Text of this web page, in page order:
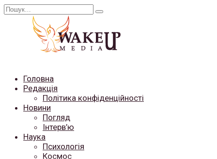
Перейти
Search
Головна
Редакція
Політика конфіденційності
Новини
Погляд
Інтерв’ю
Наука
Психологія
Космос